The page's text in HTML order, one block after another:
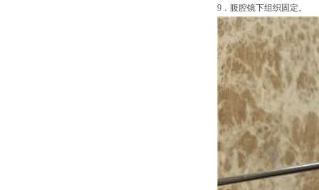
9．腹腔镜下组织固定。